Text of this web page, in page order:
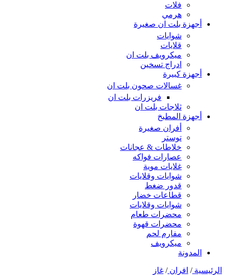
فلات
هرمي
أجهزة بلت ان صغيرة
شوايات
قلايات
ميكرويف بلت ان
ادراج تسخين
أجهزة كبيرة
غسالات صحون بلت ان
فريزرات بلت ان
ثلاجات بلت ان
أجهزة المطبخ
أفران صغيرة
توستر
خلاطات & عجانات
عصارات فواكه
غلايات موية
شوايات وقلايات
قدور ضغط
قطاعات خضار
شوايات وقلايات
محضرات طعام
محضرات قهوة
مفارم لحم
ميكرويف
المدونة
الرئيسية/ افران/ غاز